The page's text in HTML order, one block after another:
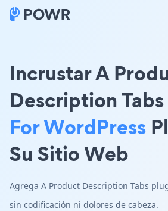
Incrustar A
Description Tabs
For WordPress
Su Sitio Web
Agrega A Product Description Tabs
sin codificación ni dolores de cabeza.